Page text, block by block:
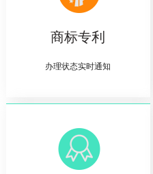
商标专利
办理状态实时通知